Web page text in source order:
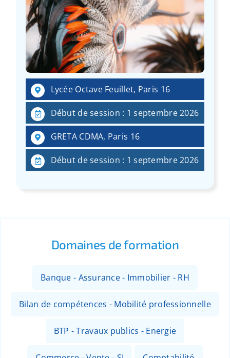
Lycée Octave Feuillet, Paris 16
Début de session : 1 septembre 2026
GRETA CDMA, Paris 16
Début de session : 1 septembre 2026
Domaines de formation
Banque - Assurance - Immobilier - RH
Bilan de compétences - Mobilité professionnelle
BTP - Travaux publics - Energie